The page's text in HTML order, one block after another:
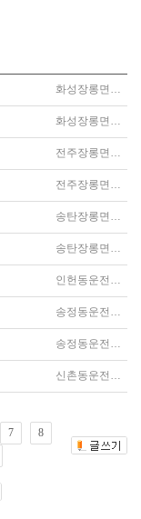
1800-0309 광고대행사
화성장롱면허운전연수
1800-0309 광고대행사
화성장롱면허운전연수
1800-0309 경찰청 조사
전주장롱면허운전연수
1800-0309 경찰청 조사
전주장롱면허운전연수
1800-0309 불법연수 카
송탄장롱면허운전연수
1800-0309 불법연수 카
송탄장롱면허운전연수
1800-0309 불법연수 카
인헌동운전연수
1800-0309 대포폰으로
송정동운전연수
1800-0309 대포폰으로
송정동운전연수
1800-0309 대포폰으로
신촌동운전연수
7
8